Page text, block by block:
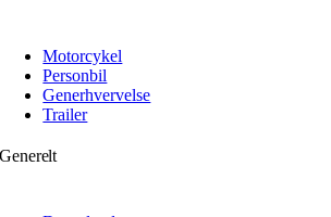
Motorcykel
Personbil
Generhvervelse
Trailer
Generelt